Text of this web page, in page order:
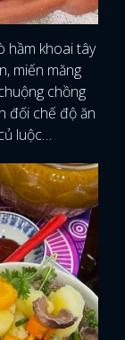
hầm khoai tây
miến măng
chồng
đối chế độ ăn
luộc…